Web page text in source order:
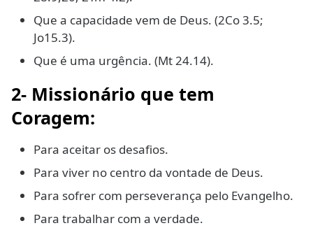
Que a capacidade vem de Deus. (2Co 3.5;
Jo15.3).
Que é uma urgência. (Mt 24.14).
2- Missionário que tem
Coragem:
Para aceitar os desafios.
Para viver no centro da vontade de Deus.
Para sofrer com perseverança pelo Evangelho.
Para trabalhar com a verdade.